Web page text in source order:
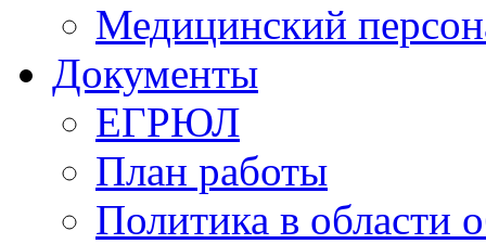
Медицинский
Документы
ЕГРЮЛ
План работы
Политика в области